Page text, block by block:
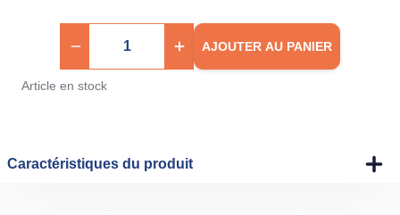
AJOUTER AU PANIER
Article en stock
Caractéristiques du produit